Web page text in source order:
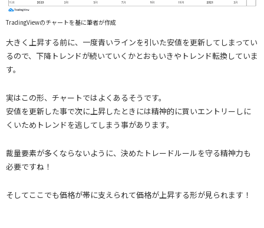
TradingViewのチャートを基に筆者が作成
大きく上昇する前に、一度青いラインを引いた安値を更新してしまってい
るので、下降トレンドが続いていくかとおもいきやトレンド転換していま
す。
実はこの形、チャートではよくあるそうです。
安値を更新した事で次に上昇したときには精神的に買いエントリーしに
くいためトレンドを逃してしまう事があります。
裁量要素が多くならないように、決めたトレードルールを守る精神力も
必要ですね！
そしてここでも価格が帯に支えられて価格が上昇する形が見られます！